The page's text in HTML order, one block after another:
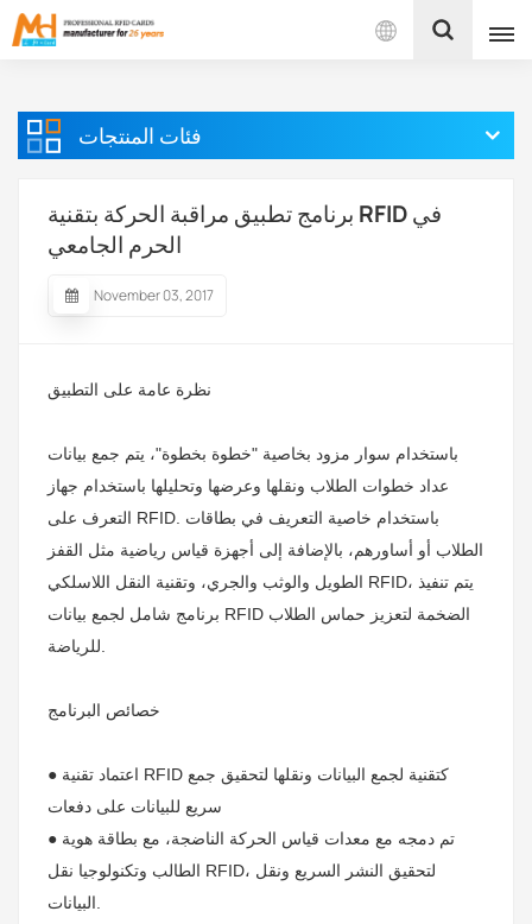
بالعربية
Français
فئات المنتجات
برنامج تطبيق مراقبة الحركة بتقنية RFID في
الحرم الجامعي
November 03, 2017
نظرة عامة على التطبيق
باستخدام سوار مزود بخاصية "خطوة بخطوة"، يتم جمع بيانات
عداد خطوات الطلاب ونقلها وعرضها وتحليلها باستخدام جهاز
التعرف على RFID. باستخدام خاصية التعريف في بطاقات
الطلاب أو أساورهم، بالإضافة إلى أجهزة قياس رياضية مثل القفز
الطويل والوثب والجري، وتقنية النقل اللاسلكي RFID، يتم تنفيذ
برنامج شامل لجمع بيانات RFID الضخمة لتعزيز حماس الطلاب
خصائص البرنامج
● اعتماد تقنية RFID كتقنية لجمع البيانات ونقلها لتحقيق جمع
سريع للبيانات على دفعات
● تم دمجه مع معدات قياس الحركة الناضجة، مع بطاقة هوية
الطالب وتكنولوجيا نقل RFID، لتحقيق النشر السريع ونقل